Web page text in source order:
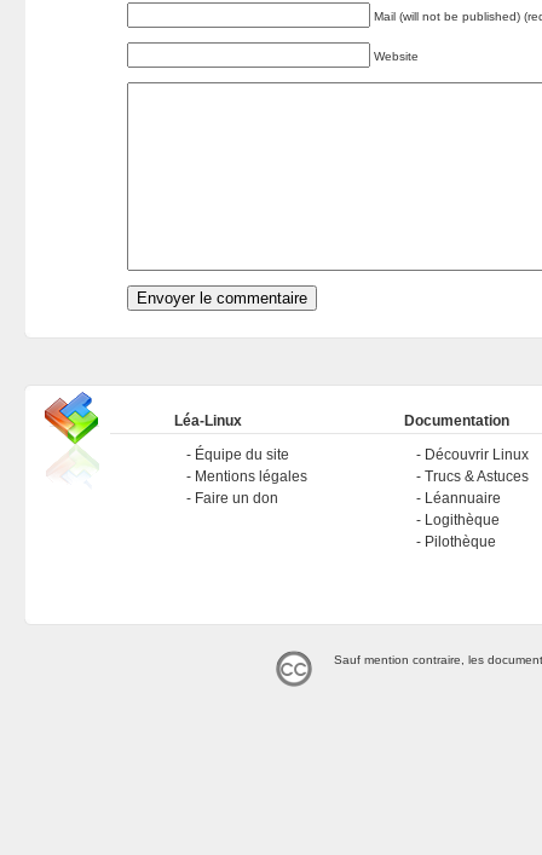
Mail (will not be published)
Website
Léa-Linux
Équipe du site
Mentions légales
Faire un don
Documentation
Découvrir Linux
Trucs & Astuces
Léannuaire
Logithèque
Pilothèque
Sauf mention contraire, les